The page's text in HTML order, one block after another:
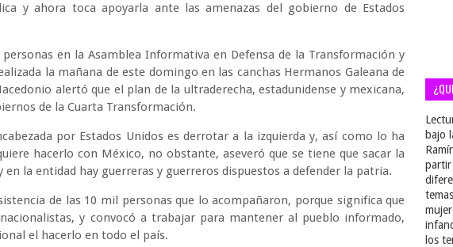
y ahora toca apoyarla ante las amenazas del gobierno de Estados
en la Asamblea Informativa en Defensa de la Transformación y
la mañana de este domingo en las canchas Hermanos Galeana de
alertó que el plan de la ultraderecha, estadunidense y mexicana,
de la Cuarta Transformación.
por Estados Unidos es derrotar a la izquierda y, así como lo ha
hacerlo con México, no obstante, aseveró que se tiene que sacar la
en la entidad hay guerreras y guerreros dispuestos a defender la patria.
de las 10 mil personas que lo acompañaron, porque significa que
y convocó a trabajar para mantener al pueblo informado,
el hacerlo en todo el país.
bajo
partir
los